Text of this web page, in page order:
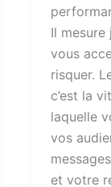
Il mesure
vous
risquer.
c’est la
laquelle
vos
et votre